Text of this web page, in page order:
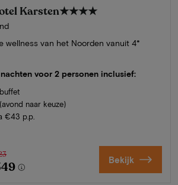
Karsten★★★★
wellness van het Noorden vanuit 4*
voor 2 personen inclusief:
naar keuze)
€43 p.p.
Bekijk